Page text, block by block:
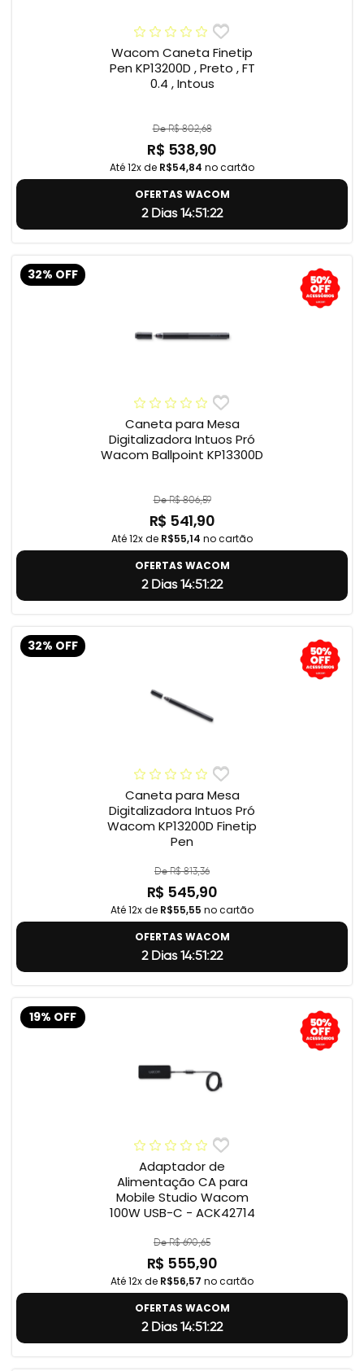
Wacom Caneta Finetip
Pen KP13200D , Preto , FT
0.4 , Intous
De R$ 802,68
R$ 538,90
Até 12x de R$54,84 no cartão
OFERTAS WACOM
2 Dias 14:51:22
32% OFF
Caneta para Mesa
Digitalizadora Intuos Pró
Wacom Ballpoint KP13300D
De R$ 806,59
R$ 541,90
Até 12x de R$55,14 no cartão
OFERTAS WACOM
2 Dias 14:51:22
32% OFF
Caneta para Mesa
Digitalizadora Intuos Pró
Wacom KP13200D Finetip
Pen
De R$ 813,36
R$ 545,90
Até 12x de R$55,55 no cartão
OFERTAS WACOM
2 Dias 14:51:22
19% OFF
Adaptador de
Alimentação CA para
Mobile Studio Wacom
100W USB-C - ACK42714
De R$ 690,65
R$ 555,90
Até 12x de R$56,57 no cartão
OFERTAS WACOM
2 Dias 14:51:22